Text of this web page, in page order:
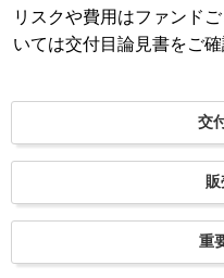
リスクや費用はファンド
いては交付目論見書をご確
交
重